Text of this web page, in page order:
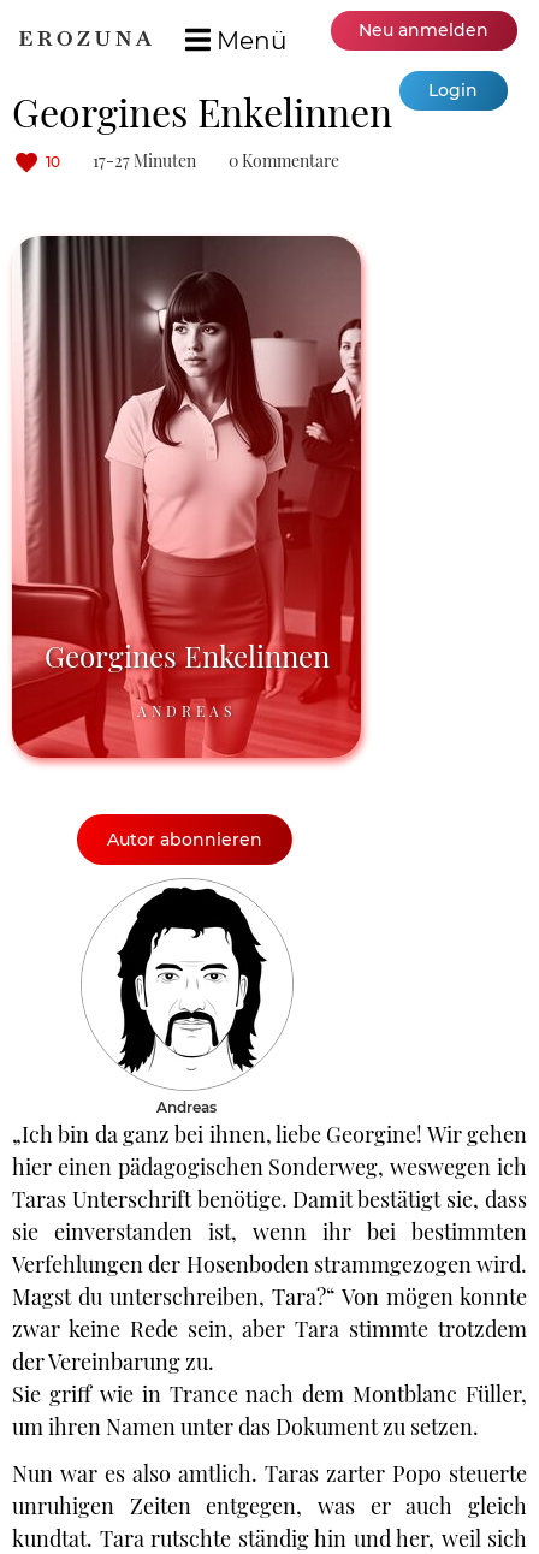
Menü Neu anmelden
Login
Georgines Enkelinnen
10 17-27 Minuten 0 Kommentare
Georgines Enkelinnen
ANDREAS
Autor abonnieren
Andreas
„Ich bin da ganz bei ihnen, liebe Georgine! Wir gehen
hier einen pädagogischen Sonderweg, weswegen ich
Taras Unterschrift benötige. Damit bestätigt sie, dass
sie einverstanden ist, wenn ihr bei bestimmten
Verfehlungen der Hosenboden strammgezogen wird.
Magst du unterschreiben, Tara?“ Von mögen konnte
zwar keine Rede sein, aber Tara stimmte trotzdem
der Vereinbarung zu.
Sie griff wie in Trance nach dem Montblanc Füller,
um ihren Namen unter das Dokument zu setzen.
Nun war es also amtlich. Taras zarter Popo steuerte
unruhigen Zeiten entgegen, was er auch gleich
kundtat. Tara rutschte ständig hin und her, weil sich